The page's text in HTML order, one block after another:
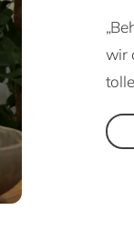
wir